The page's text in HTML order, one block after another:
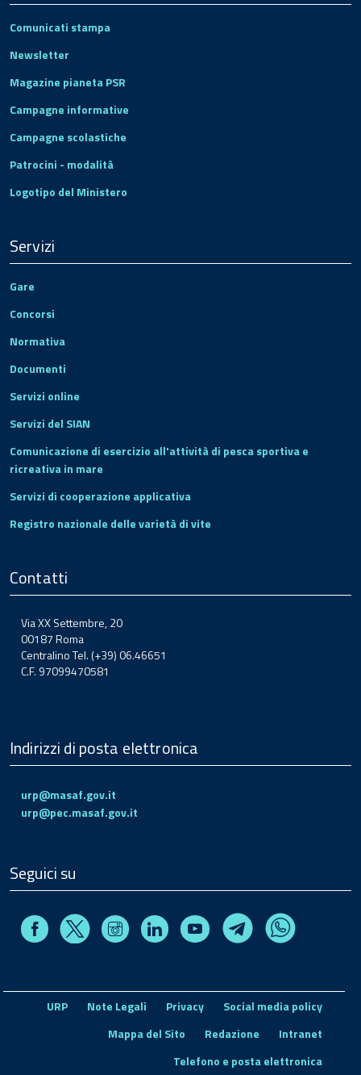
Comunicati stampa
Newsletter
Magazine pianeta PSR
Campagne informative
Campagne scolastiche
Patrocini - modalità
Logotipo del Ministero
Servizi
Gare
Concorsi
Normativa
Documenti
Servizi online
Servizi del SIAN
Comunicazione di esercizio all'attività di pesca sportiva e
ricreativa in mare
Servizi di cooperazione applicativa
Registro nazionale delle varietà di vite
Contatti
Via XX Settembre, 20
00187 Roma
Centralino Tel. (+39) 06.46651
C.F. 97099470581
Indirizzi di posta elettronica
urp@masaf.gov.it
urp@pec.masaf.gov.it
Seguici su
FacebookX InstagramLinkedin Youtube TelegramWhatsapp
URP Note Legali Privacy
Social media policy
Mappa del Sito
Redazione
Intranet
Telefono e posta elettronica